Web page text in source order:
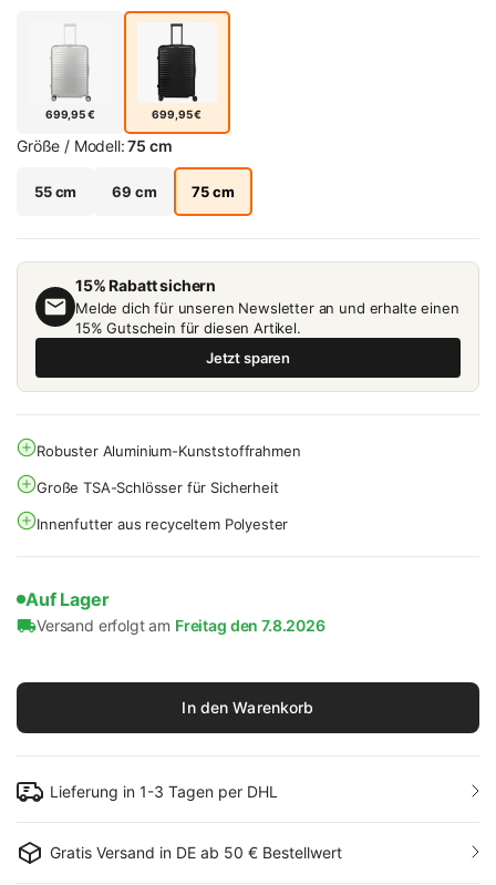
699,95 € 699,95 €
Größe / Modell:75 cm
55 cm 69 cm 75 cm
15% Rabatt sichern
Melde dich für unseren Newsletter an und erhalte einen
15% Gutschein für diesen Artikel.
Jetzt sparen
Robuster Aluminium-Kunststoffrahmen
Große TSA-Schlösser für Sicherheit
Innenfutter aus recyceltem Polyester
Auf Lager
Versand erfolgt am Freitag den 7.8.2026
In den Warenkorb
Lieferung in 1-3 Tagen per DHL
Gratis Versand in DE ab 50 € Bestellwert